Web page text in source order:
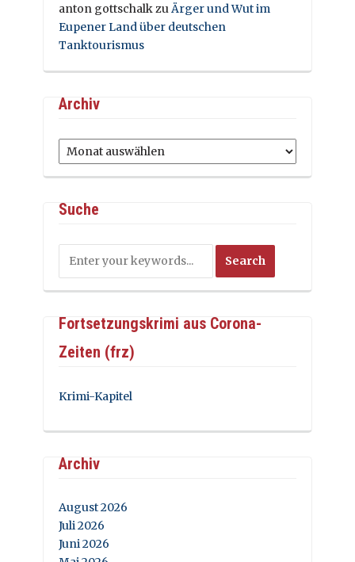
anton gottschalkzuÄrger und Wut im
Eupener Land über deutschen
Tanktourismus
Archiv
Archiv
Suche
Fortsetzungskrimi aus Corona-
Zeiten (frz)
Krimi-Kapitel
Archiv
August 2026
Juli 2026
Juni 2026